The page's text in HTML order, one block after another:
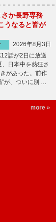
か長野専務
うなると皆が
2026年8月3日
話が2日に放送
日本中を熱狂さ
があった。前作
”が、ついに別 …
more »